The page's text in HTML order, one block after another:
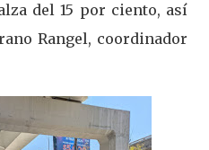
del 15 por ciento, así
Rangel, coordinador